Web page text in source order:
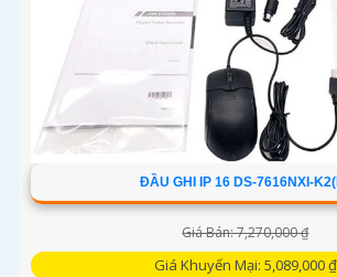
ĐẦU GHI IP 16 DS-7616NXI-
Giá Bán: 7,270,000 ₫
Giá Khuyến Mại: 5,089,000 ₫